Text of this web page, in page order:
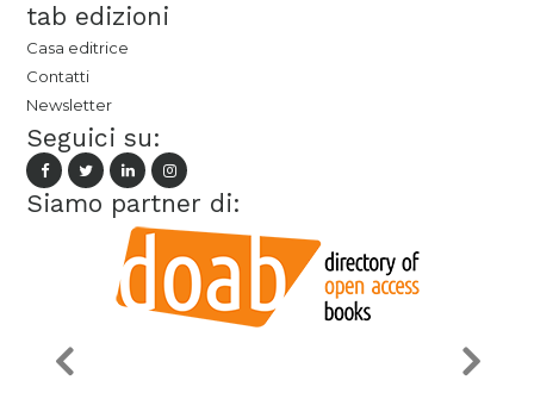
tab edizioni
Casa editrice
Contatti
Newsletter
Seguici su:
Siamo partner di: